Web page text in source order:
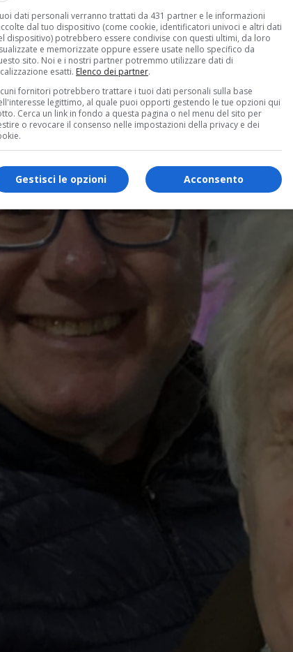
dati personali verranno trattati da 431 partner e le informazioni
dal tuo dispositivo (come cookie, identificatori univoci e altri dati
dispositivo) potrebbero essere condivise con questi ultimi, da loro
e memorizzate oppure essere usate nello specifico da
sito. Noi e i nostri partner potremmo utilizzare dati di
esatti. Elenco dei partner.
fornitori potrebbero trattare i tuoi dati personali sulla base
legittimo, al quale puoi opporti gestendo le tue opzioni qui
Cerca un link in fondo a questa pagina o nel menu del sito per
o revocare il consenso nelle impostazioni della privacy e dei
Acconsento
Gestisci le opzioni